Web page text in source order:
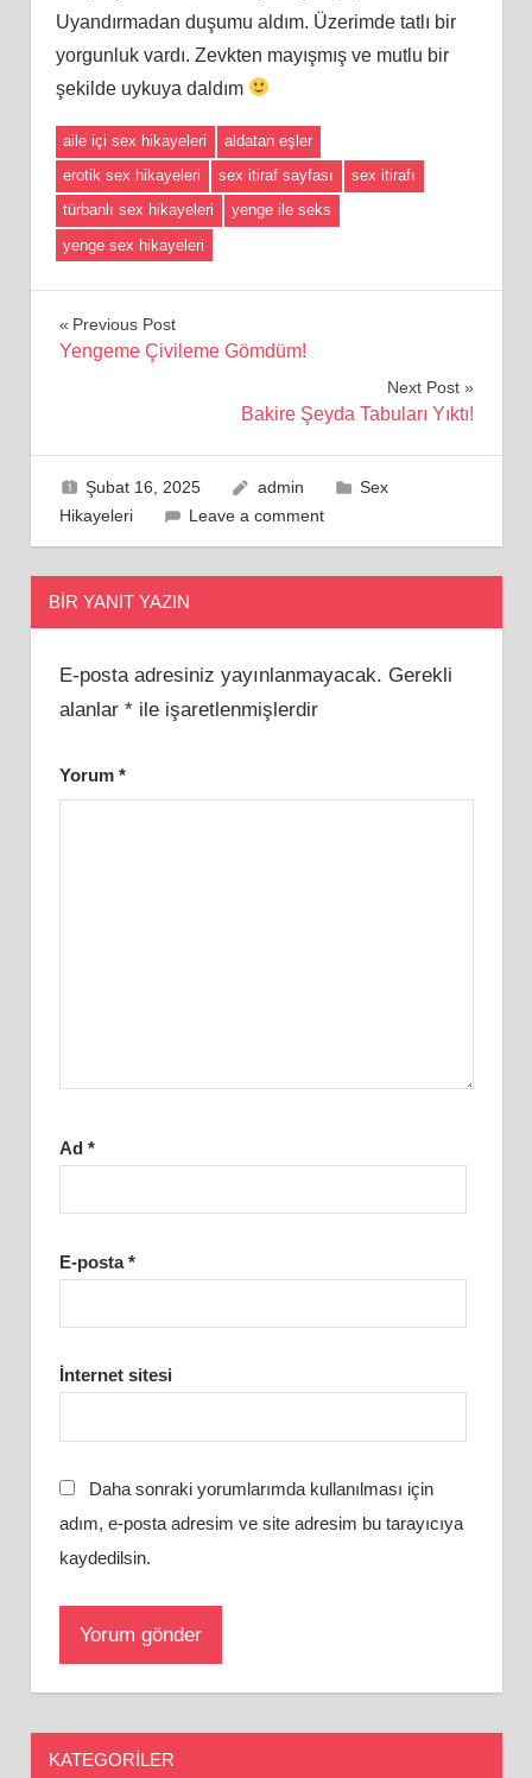
Uyandırmadan duşumu aldım. Üzerimde tatlı bir
yorgunluk vardı. Zevkten mayışmış ve mutlu bir
şekilde uykuya daldım
aile içi sex hikayeleri
aldatan eşler
erotik sex hikayeleri
sex itiraf sayfası
sex itirafı
türbanlı sex hikayeleri
yenge ile seks
yenge sex hikayeleri
Yazı
Previous Post
Yengeme Çivileme Gömdüm!
Next Post
Bakire Şeyda Tabuları Yıktı!
Şubat 16, 2025 admin
Sex
Hikayeleri
Leave a comment
BIR YANIT YAZIN
E-posta adresiniz yayınlanmayacak. Gerekli
alanlar *ile işaretlenmişlerdir
Yorum *
Ad *
E-posta*
İnternet sitesi
Daha sonraki yorumlarımda kullanılması için
adım, e-posta adresim ve site adresim bu tarayıcıya
kaydedilsin.
KATEGORILER